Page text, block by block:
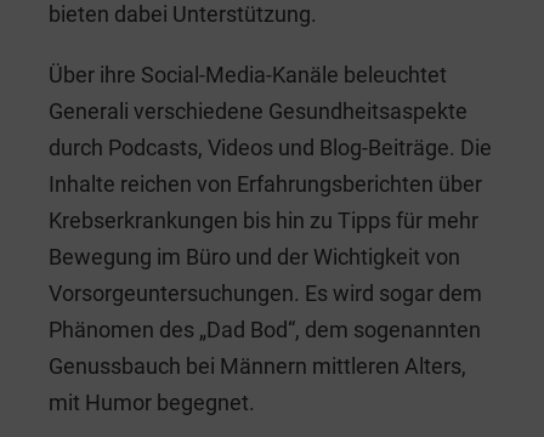
bieten dabei Unterstützung.
Über ihre Social-Media-Kanäle beleuchtet
Generali verschiedene Gesundheitsaspekte
durch Podcasts, Videos und Blog-Beiträge. Die
Inhalte reichen von Erfahrungsberichten über
Krebserkrankungen bis hin zu Tipps für mehr
Bewegung im Büro und der Wichtigkeit von
Vorsorgeuntersuchungen. Es wird sogar dem
Phänomen des „Dad Bod“, dem sogenannten
Genussbauch bei Männern mittleren Alters,
mit Humor begegnet.